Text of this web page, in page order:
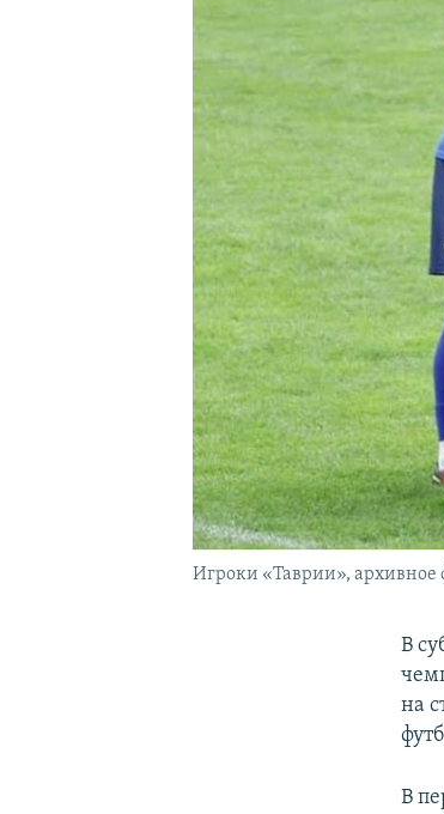
УКРАИНСКАЯ ПРОБЛЕМА КРЫМА
Игроки «Таврии», архивное
В
на
В